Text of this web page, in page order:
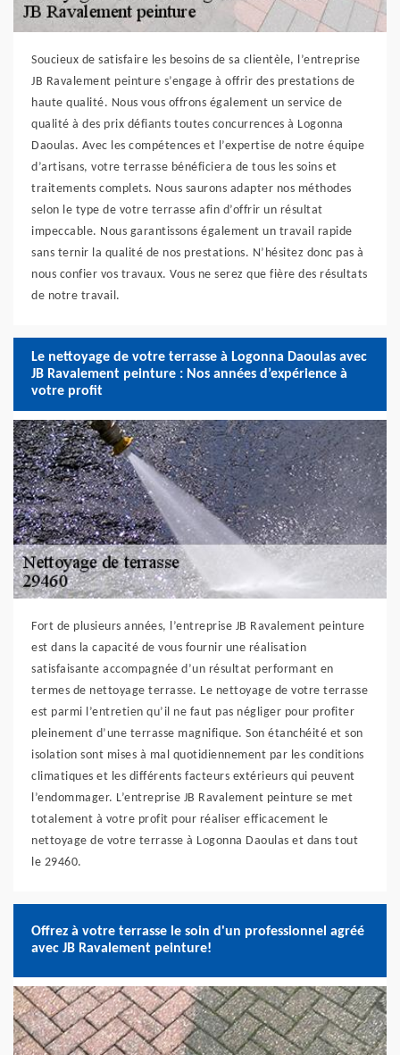
Soucieux de satisfaire les besoins de sa clientèle, l’entreprise
JB Ravalement peinture s’engage à offrir des prestations de
haute qualité. Nous vous offrons également un service de
qualité à des prix défiants toutes concurrences à Logonna
Daoulas. Avec les compétences et l’expertise de notre équipe
d’artisans, votre terrasse bénéficiera de tous les soins et
traitements complets. Nous saurons adapter nos méthodes
selon le type de votre terrasse afin d’offrir un résultat
impeccable. Nous garantissons également un travail rapide
sans ternir la qualité de nos prestations. N’hésitez donc pas à
nous confier vos travaux. Vous ne serez que fière des résultats
de notre travail.
Le nettoyage de votre terrasse à Logonna Daoulas avec
JB Ravalement peinture : Nos années d’expérience à
votre profit
Fort de plusieurs années, l’entreprise JB Ravalement peinture
est dans la capacité de vous fournir une réalisation
satisfaisante accompagnée d’un résultat performant en
termes de nettoyage terrasse. Le nettoyage de votre terrasse
est parmi l’entretien qu’il ne faut pas négliger pour profiter
pleinement d’une terrasse magnifique. Son étanchéité et son
isolation sont mises à mal quotidiennement par les conditions
climatiques et les différents facteurs extérieurs qui peuvent
l’endommager. L’entreprise JB Ravalement peinture se met
totalement à votre profit pour réaliser efficacement le
nettoyage de votre terrasse à Logonna Daoulas et dans tout
le 29460.
Offrez à votre terrasse le soin d'un professionnel agréé
avec JB Ravalement peinture!